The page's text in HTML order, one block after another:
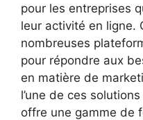
pour les entreprises
leur activité en ligne.
nombreuses
pour répondre aux
en matière de
l’une de ces
offre une gamme de